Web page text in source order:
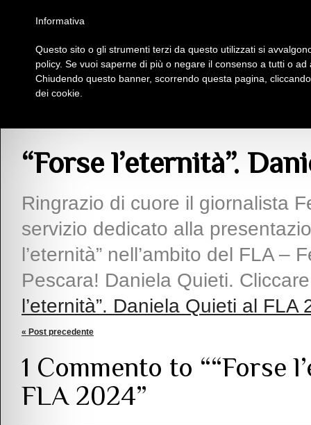
Insieme Per La Cultura
“Forse l’eternità”.
Ringrazio di cuore il giornalista
servizio dedicato alla
l’eternità” nell’ambito del FLA –
Pescara! Daniela Quieti.
l’eternità”. Daniela Quieti al FLA
« Post precedente
1 Commento to ““Forse
FLA 2024”
Informativa
Questo sito o gli strumenti terzi da questo utilizzati si
policy. Se vuoi saperne di più o negare il consenso a tutti o
Chiudendo questo banner, scorrendo questa pagina,
dei cookie.